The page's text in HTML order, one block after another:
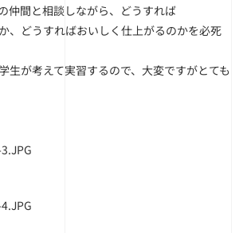
仲間と相談しながら、どうすれば
、どうすればおいしく仕上がるのかを必死
生が考えて実習するので、大変ですがとても